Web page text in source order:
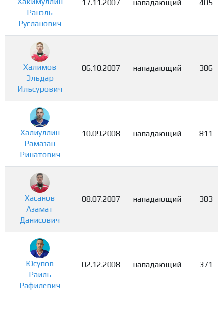
Хакимуллин
Ранэль
Русланович
17.11.2007 нападающий 405
Халимов
Эльдар
Ильсурович
06.10.2007 нападающий 386
Халиуллин
Рамазан
Ринатович
10.09.2008 нападающий 811
Хасанов
Азамат
Данисович
08.07.2007 нападающий 383
Юсупов
Раиль
Рафилевич
02.12.2008 нападающий 371